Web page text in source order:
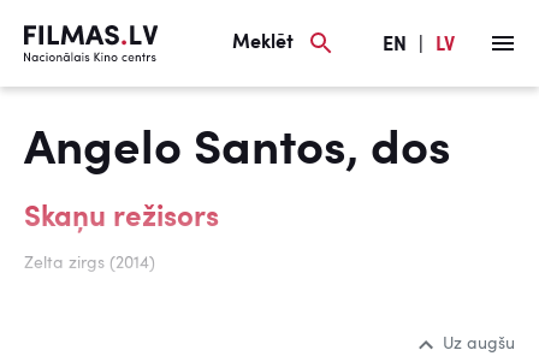
Meklēt EN LV
Angelo Santos, dos
Skaņu režisors
Zelta zirgs (2014)
Uz augšu